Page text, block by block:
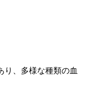
り、多様な種類の血